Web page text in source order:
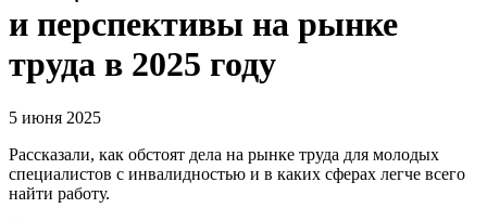
и перспективы на рынке
труда в 2025 году
5 июня 2025
Рассказали, как обстоят дела на рынке труда для молодых
специалистов с инвалидностью и в каких сферах легче всего
найти работу.